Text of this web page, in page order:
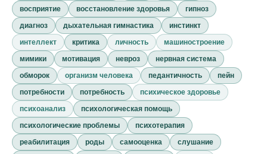
восприятие
восстановление здоровья
гипноз
диагноз
дыхательная гимнастика
инстинкт
интеллект
критика личность
машиностроение
мимики
мотивация невроз
нервная система
обморок
организм человека педантичность
пейн
потребности
потребность
психическое здоровье
психоанализ
психологическая помощь
психологические проблемы
психотерапия
реабилитация
роды самооценка
слушание